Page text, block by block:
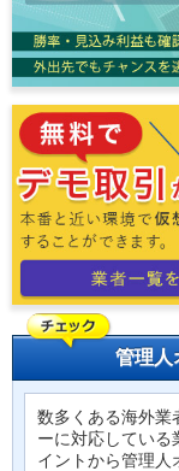
管理人
数多くある海外業
ーに対応している
イントから管理人